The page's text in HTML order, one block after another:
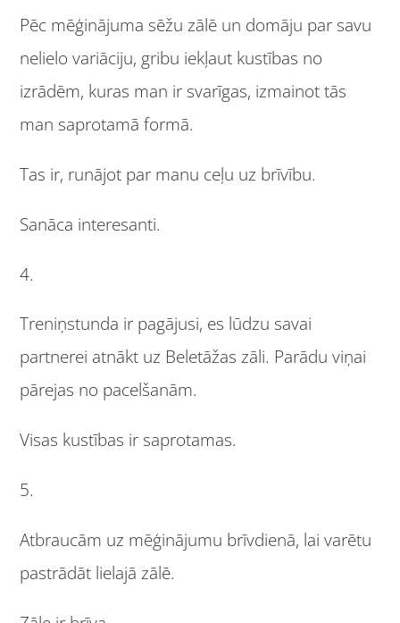
Pēc mēģinājuma sēžu zālē un domāju par savu
nelielo variāciju, gribu iekļaut kustības no
izrādēm, kuras man ir svarīgas, izmainot tās
man saprotamā formā.
Tas ir, runājot par manu ceļu uz brīvību.
Sanāca interesanti.
4.
Treniņstunda ir pagājusi, es lūdzu savai
partnerei atnākt uz Beletāžas zāli. Parādu viņai
pārejas no pacelšanām.
Visas kustības ir saprotamas.
5.
Atbraucām uz mēģinājumu brīvdienā, lai varētu
pastrādāt lielajā zālē.